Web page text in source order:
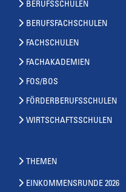
BERUFSSCHULEN
BERUFSFACHSCHULEN
FACHSCHULEN
FACHAKADEMIEN
FOS/BOS
FÖRDERBERUFSSCHULEN
WIRTSCHAFTSSCHULEN
THEMEN
EINKOMMENSRUNDE 2026